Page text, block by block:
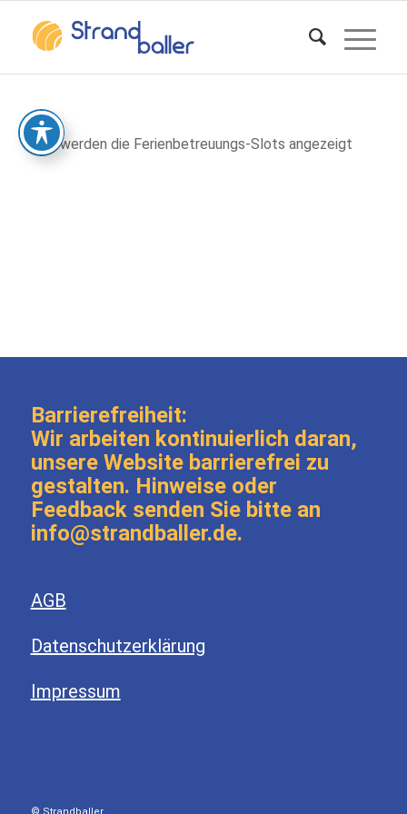
Hier werden die Ferienbetreuungs-Slots angezeigt
Barrierefreiheit:
Wir arbeiten kontinuierlich daran,
unsere Website barrierefrei zu
gestalten. Hinweise oder
Feedback senden Sie bitte an
info@strandballer.de.
AGB
Datenschutzerklärung
Impressum